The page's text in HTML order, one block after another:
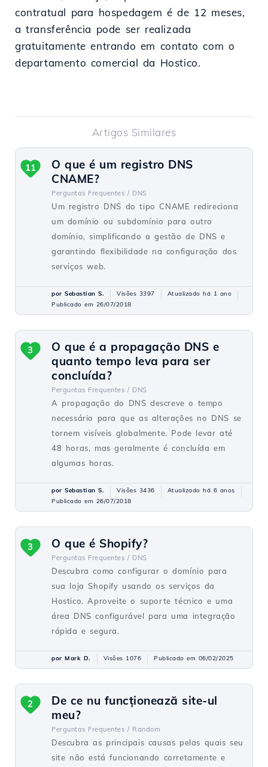
contratual para hospedagem é de 12 meses,
a transferência pode ser realizada
gratuitamente entrando em contato com o
departamento comercial da Hostico.
Artigos Similares
O que é um registro DNS
CNAME?
Perguntas Frequentes / DNS
Um registro DNS do tipo CNAME redireciona
um domínio ou subdomínio para outro
domínio, simplificando a gestão de DNS e
garantindo flexibilidade na configuração dos
serviços web.
11
por Sebastian S. Visões 3397
Atualizado há 1 ano
Publicado em 26/07/2018
O que é a propagação DNS e
quanto tempo leva para ser
concluída?
Perguntas Frequentes / DNS
A propagação do DNS descreve o tempo
necessário para que as alterações no DNS se
tornem visíveis globalmente. Pode levar até
48 horas, mas geralmente é concluída em
algumas horas.
3
por Sebastian S. Visões 3436
Atualizado há 6 anos
Publicado em 26/07/2018
O que é Shopify?
Perguntas Frequentes / DNS
Descubra como configurar o domínio para
sua loja Shopify usando os serviços da
Hostico. Aproveite o suporte técnico e uma
área DNS configurável para uma integração
rápida e segura.
3
por Mark D. Visões 1076 Publicado em 06/02/2025
De ce nu funcționează site-ul
meu?
Perguntas Frequentes / Random
Descubra as principais causas pelas quais seu
site não está funcionando corretamente e
2